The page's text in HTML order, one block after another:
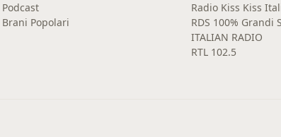
Podcast
Brani Popolari
Radio Kiss Kiss
RDS 100% Grandi
ITALIAN RADIO
RTL 102.5